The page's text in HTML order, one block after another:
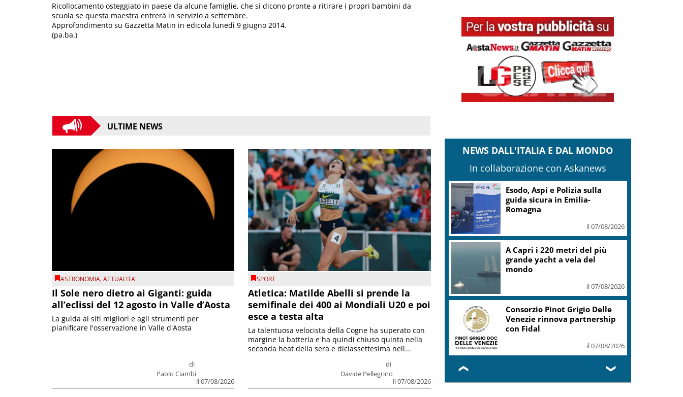
Ricollocamento osteggiato in paese da alcune famiglie, che si dicono pronte a ritirare i propri bambini da
scuola se questa maestra entrerà in servizio a settembre.
Approfondimento su Gazzetta Matin in edicola lunedì 9 giugno 2014.
(pa.ba.)
ULTIME NEWS
ASTRONOMIA,ATTUALITA'
Il Sole nero dietro ai Giganti: guida
all’eclissi del 12 agosto in Valle d’Aosta
di
Paolo Ciambi
il 07/08/2026
La guida ai siti migliori e agli strumenti per
pianificare l'osservazione in Valle d'Aosta
SPORT
Atletica: Matilde Abelli si prende la
semifinale dei 400 ai Mondiali U20 e poi
esce a testa alta
di
Davide Pellegrino
il 07/08/2026
La talentuosa velocista della Cogne ha superato con
margine la batteria e ha quindi chiuso quinta nella
seconda heat della sera e diciassettesima nell...
NEWS DALL'ITALIA E DAL MONDO
In collaborazione con Askanews
Caldo almeno fino a
Ferragosto: attesi 38-39 gradi a
Roma e Milano
il 07/08/2026
Coldiretti: 60% del territorio
italiano è colpito dalla siccità
Unipol, +42% a 1,06 mld utile
netto gruppo I semestre (con
Bper)
il 07/08/2026
❮ ❯